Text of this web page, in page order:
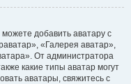
добавить аватару с
«Галерея аватар»,
От администратора
какие типы аватар могут
аватары, свяжитесь с